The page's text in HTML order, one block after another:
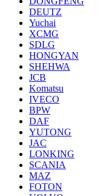
DEUTZ
Yuchai
XCMG
SDLG
HONGYAN
SHEHWA
JCB
Komatsu
IVECO
BPW
DAF
YUTONG
JAC
LONKING
SCANIA
MAZ
FOTON